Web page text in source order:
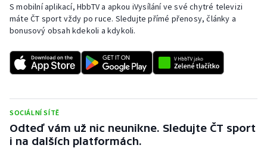
S mobilní aplikací, HbbTV a apkou iVysílání ve své chytré televizi
máte ČT sport vždy po ruce. Sledujte přímé přenosy, články a
bonusový obsah kdekoli a kdykoli.
SOCIÁLNÍ SÍTĚ
Odteď vám už nic neunikne. Sledujte ČT sport
i na dalších platformách.